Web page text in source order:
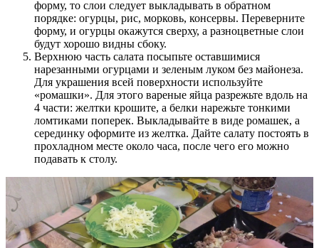
форму, то слои следует выкладывать в обратном
порядке: огурцы, рис, морковь, консервы. Переверните
форму, и огурцы окажутся сверху, а разноцветные слои
будут хорошо видны сбоку.
Верхнюю часть салата посыпьте оставшимися
нарезанными огурцами и зеленым луком без майонеза.
Для украшения всей поверхности используйте
«ромашки». Для этого вареные яйца разрежьте вдоль на
4 части: желтки крошите, а белки нарежьте тонкими
ломтиками поперек. Выкладывайте в виде ромашек, а
серединку оформите из желтка. Дайте салату постоять в
прохладном месте около часа, после чего его можно
подавать к столу.